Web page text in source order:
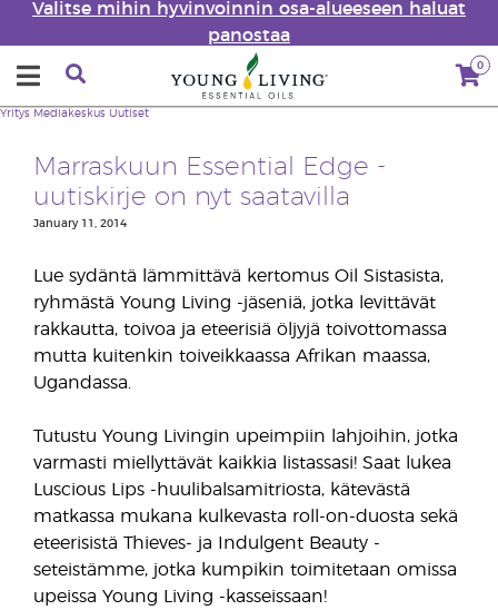
Valitse mihin hyvinvoinnin osa-alueeseen haluat
panostaa
0
Yritys Mediakeskus Uutiset
Marraskuun Essential Edge -
uutiskirje on nyt saatavilla
January 11, 2014
Lue sydäntä lämmittävä kertomus Oil Sistasista,
ryhmästä Young Living -jäseniä, jotka levittävät
rakkautta, toivoa ja eteerisiä öljyjä toivottomassa
mutta kuitenkin toiveikkaassa Afrikan maassa,
Ugandassa.
Tutustu Young Livingin upeimpiin lahjoihin, jotka
varmasti miellyttävät kaikkia listassasi! Saat lukea
Luscious Lips -huulibalsamitriosta, kätevästä
matkassa mukana kulkevasta roll-on-duosta sekä
eteerisistä Thieves- ja Indulgent Beauty -
seteistämme, jotka kumpikin toimitetaan omissa
upeissa Young Living -kasseissaan!